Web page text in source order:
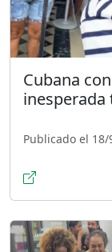
Cubana
inesperada
Publicado el 18/